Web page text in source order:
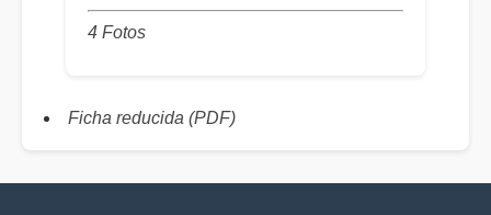
4 Fotos
Ficha reducida (PDF)